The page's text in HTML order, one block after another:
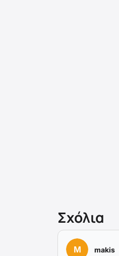
Σχόλια
makis